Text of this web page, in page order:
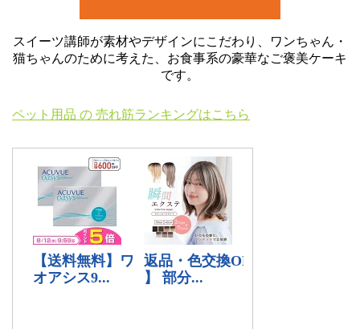
スイーツ講師が素材やデザインにこだわり、ワンちゃん・
猫ちゃんのために考えた、お食事系の豪華なご褒美ケーキ
です。
ペット用品 の 売れ筋ランキングはこちら